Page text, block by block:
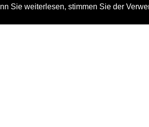
Sie weiterlesen, stimmen Sie der